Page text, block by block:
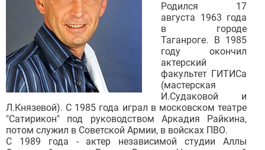
Родился 17
августа 1963 года
в городе
Таганроге. В 1985
году окончил
актерский
факультет ГИТИСа
(мастерская
И.Судаковой и
Л.Князевой). С 1985 года играл в московском театре
"Сатирикон" под руководством Аркадия Райкина,
потом служил в Советской Армии, в войсках ПВО.
С 1989 года - актер независимой студии Аллы